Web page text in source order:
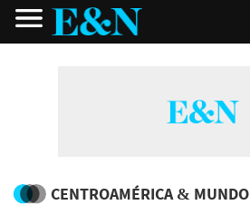
CENTROAMÉRICA & MUNDO